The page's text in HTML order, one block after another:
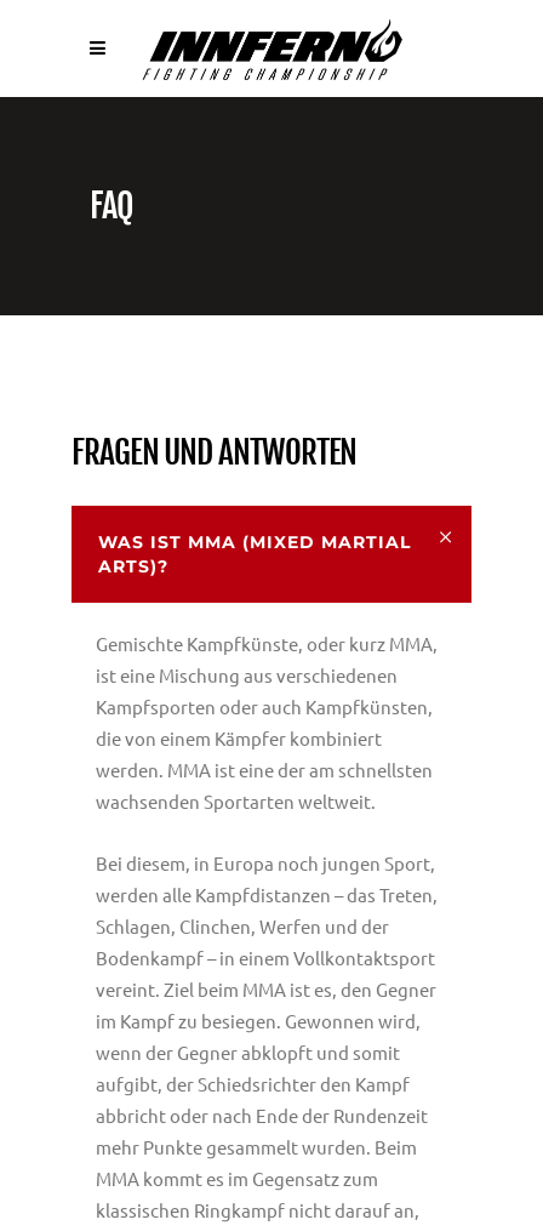
FAQ
FRAGEN UND ANTWORTEN
WAS IST MMA (MIXED MARTIAL
ARTS)?
Gemischte Kampfkünste, oder kurz MMA,
ist eine Mischung aus verschiedenen
Kampfsporten oder auch Kampfkünsten,
die von einem Kämpfer kombiniert
werden. MMA ist eine der am schnellsten
wachsenden Sportarten weltweit.
Bei diesem, in Europa noch jungen Sport,
werden alle Kampfdistanzen – das Treten,
Schlagen, Clinchen, Werfen und der
Bodenkampf – in einem Vollkontaktsport
vereint. Ziel beim MMA ist es, den Gegner
im Kampf zu besiegen. Gewonnen wird,
wenn der Gegner abklopft und somit
aufgibt, der Schiedsrichter den Kampf
abbricht oder nach Ende der Rundenzeit
mehr Punkte gesammelt wurden. Beim
MMA kommt es im Gegensatz zum
klassischen Ringkampf nicht darauf an,